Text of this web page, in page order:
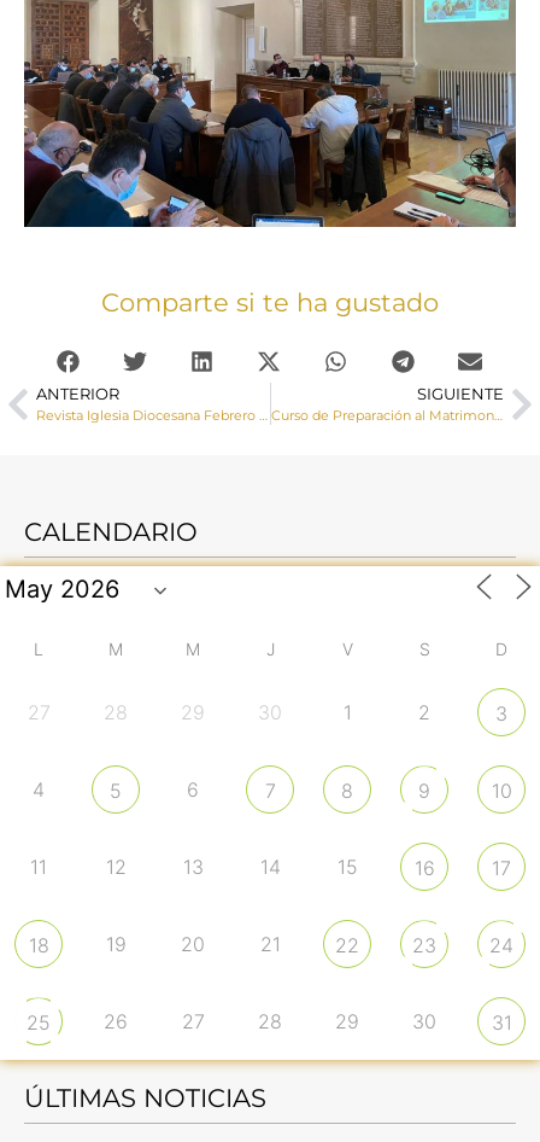
Comparte si te ha gustado
ANTERIOR
Revista Iglesia Diocesana Febrero 2022
SIGUIENTE
Curso de Preparación al Matrimonio en la parroquia de El Salvador
CALENDARIO
L M M J V S D
27 28 29 30 1 2 3
4 5 6 7 8 9 10
11 12 13 14 15 16 17
18 19 20 21 22 23 24
25 26 27 28 29 30 31
ÚLTIMAS NOTICIAS